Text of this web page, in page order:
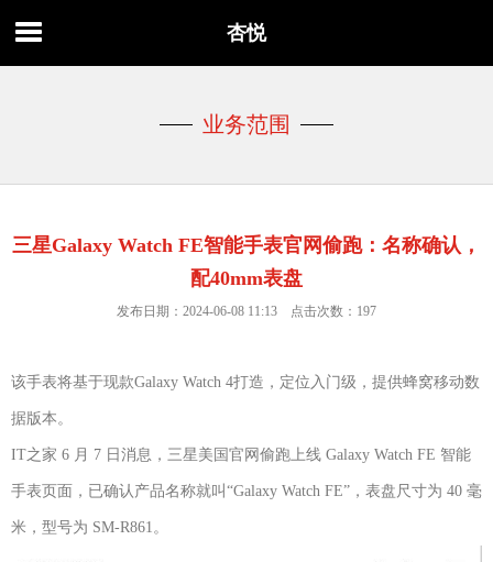
杏悦
业务范围
三星Galaxy Watch FE智能手表官网偷跑：名称确认，
配40mm表盘
发布日期：2024-06-08 11:13 点击次数：197
该手表将基于现款Galaxy Watch 4打造，定位入门级，提供蜂窝移动数
据版本。
IT之家 6 月 7 日消息，三星美国官网偷跑上线 Galaxy Watch FE 智能
手表页面，已确认产品名称就叫“Galaxy Watch FE”，表盘尺寸为 40 毫
米，型号为 SM-R861。